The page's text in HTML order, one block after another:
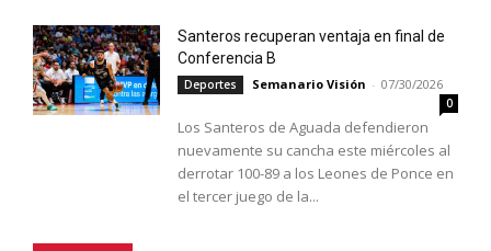
Santeros recuperan ventaja en final de
Conferencia B
Deportes Semanario Visión - 07/30/2026
0
Los Santeros de Aguada defendieron
nuevamente su cancha este miércoles al
derrotar 100-89 a los Leones de Ponce en
el tercer juego de la...